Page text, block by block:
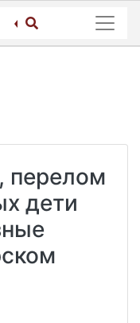
перелом
дети